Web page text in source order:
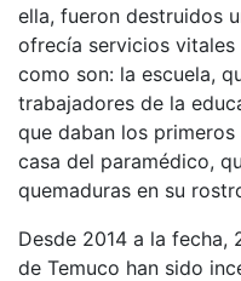
ella, fueron destruidos
ofrecía servicios
como son: la escuela,
trabajadores de la
que daban los
casa del paramédico,
quemaduras en su
Desde 2014 a la fecha,
de Temuco han sido